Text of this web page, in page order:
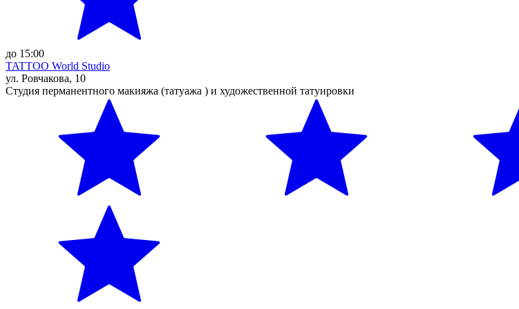
до 15:00
TATTOO World Studio
ул. Ровчакова, 10
Студия перманентного макияжа (татуажа ) и художественной татуировки